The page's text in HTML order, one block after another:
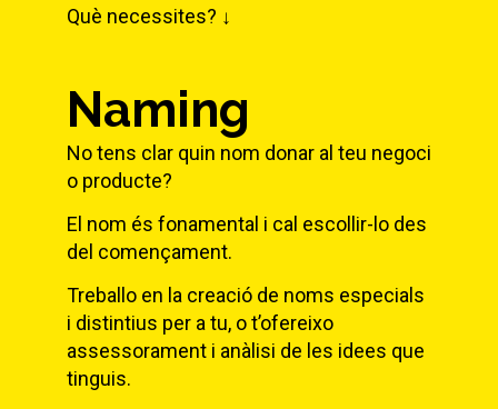
Què necessites? ↓
Naming
No tens clar quin nom donar al teu negoci
o producte?
El nom és fonamental i cal escollir-lo des
del començament.
Treballo en la creació de noms especials
i distintius per a tu, o t’ofereixo
assessorament i anàlisi de les idees que
tinguis.